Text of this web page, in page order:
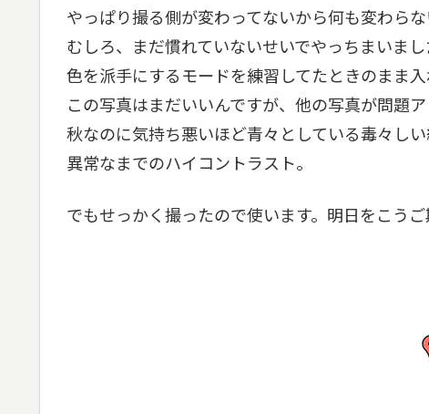
やっぱり撮る側が変わってないから何も変わら
むしろ、まだ慣れていないせいでやっちまいまし
色を派手にするモードを練習してたときのまま
この写真はまだいいんですが、他の写真が問題ア
秋なのに気持ち悪いほど青々としている毒々し
異常なまでのハイコントラスト。
でもせっかく撮ったので使います。明日をこう